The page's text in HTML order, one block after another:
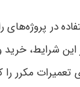
در
شرایط،
تعمیرات مکرر